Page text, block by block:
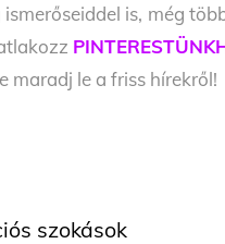
is, még
maradj le a friss hírekről!
szokások